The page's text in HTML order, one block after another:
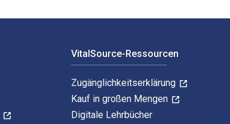
VitalSource-Ressourcen
Zugänglichkeitserklärung
Kauf in großen Mengen
Digitale Lehrbücher